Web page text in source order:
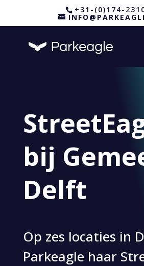
+31-(0)174-
bij
Delft
Op zes locaties in
Parkeagle haar